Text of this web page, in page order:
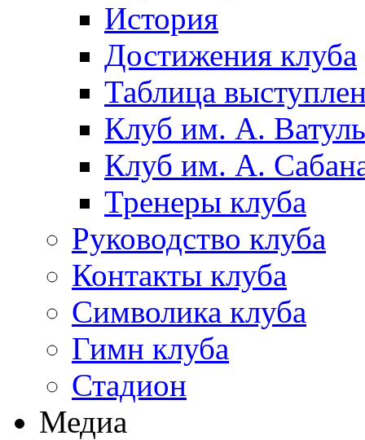
История
Достижения клуба
Таблица
Клуб им. А.
Клуб им. А.
Тренеры клуба
Руководство клуба
Контакты клуба
Символика клуба
Гимн клуба
Стадион
Медиа